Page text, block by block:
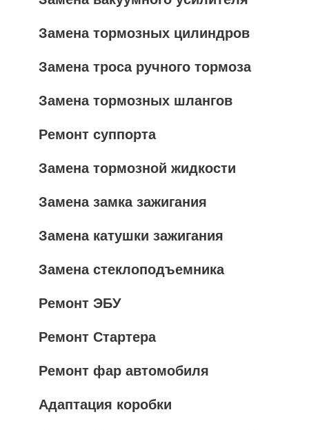
Замена тормозных цилиндров
Замена троса ручного тормоза
Замена тормозных шлангов
Ремонт суппорта
Замена тормозной жидкости
Замена замка зажигания
Замена катушки зажигания
Замена стеклоподъемника
Ремонт ЭБУ
Ремонт Стартера
Ремонт фар автомобиля
Адаптация коробки